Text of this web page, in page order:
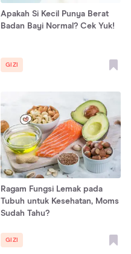
Apakah Si Kecil Punya Berat
Badan Bayi Normal? Cek Yuk!
GIZI
Ragam Fungsi Lemak pada
Tubuh untuk Kesehatan, Moms
Sudah Tahu?
GIZI